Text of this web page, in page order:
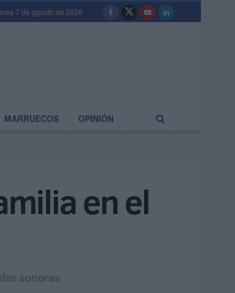
7 de agosto de 2026
MARRUECOS OPINIÓN
en el
sonoras